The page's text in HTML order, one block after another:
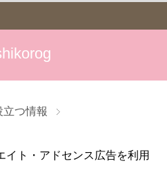
立つ情報
ト・アドセンス広告を利用